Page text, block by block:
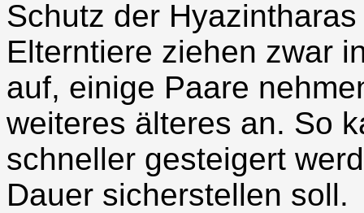
Schutz der
Elterntiere ziehen zwar
auf, einige Paare
weiteres älteres an. So
schneller gesteigert
Dauer sicherstellen soll.